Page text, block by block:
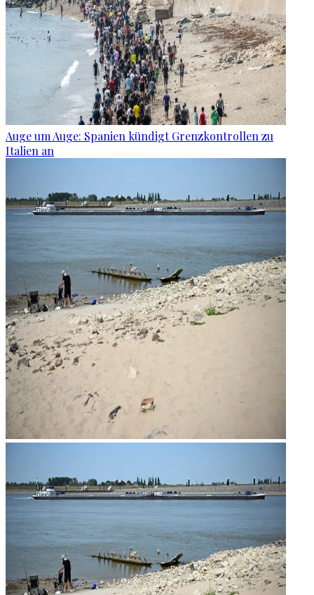
Auge um Auge: Spanien kündigt Grenzkontrollen zu
Italien an